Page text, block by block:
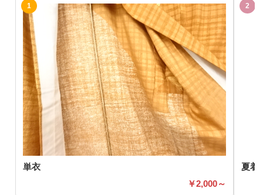
単衣
2,000～
夏着